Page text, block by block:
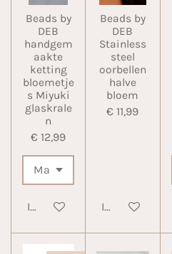
Beads by
DEB
handgem
aakte
ketting
bloemetje
s Miyuki
glaskrale
n
€ 12,99
In winkelwagen
Beads by
DEB
Stainless
steel
oorbellen
halve
bloem
€ 11,99
In